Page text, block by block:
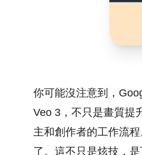
你可能沒注意到，
Veo 3，不只是畫質提
主和創作者的工作流
了。這不只是炫技，